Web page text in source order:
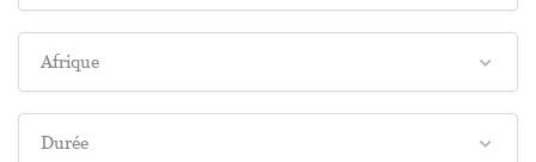
Afrique
Durée